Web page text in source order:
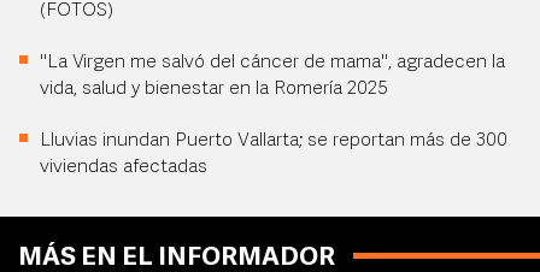
(FOTOS)
"La Virgen me salvó del cáncer de mama", agradecen la
vida, salud y bienestar en la Romería 2025
Lluvias inundan Puerto Vallarta; se reportan más de 300
viviendas afectadas
MÁS EN EL INFORMADOR